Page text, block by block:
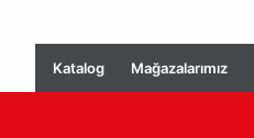
Katalog Mağazalarımız